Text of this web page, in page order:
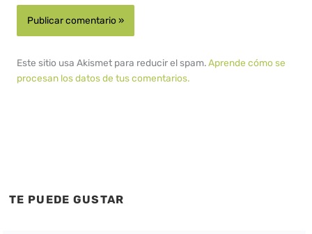
Este sitio usa Akismet para reducir el spam.Aprende cómo se
procesan los datos de tus comentarios.
TE PUEDE GUSTAR